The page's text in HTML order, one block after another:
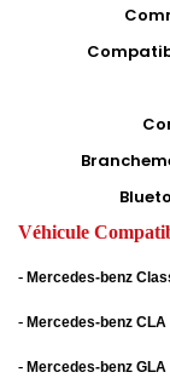
Véhicule
- Mercedes-benz
- Mercedes-benz
- Mercedes-benz